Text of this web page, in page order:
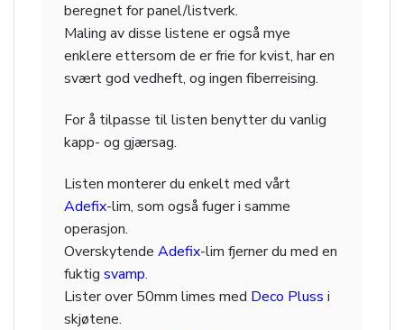
beregnet for panel/listverk.
Maling av disse listene er også mye
enklere ettersom de er frie for kvist, har en
svært god vedheft, og ingen fiberreising.
For å tilpasse til listen benytter du vanlig
kapp- og gjærsag.
Listen monterer du enkelt med vårt
Adefix-lim, som også fuger i samme
operasjon.
Overskytende Adefix-lim fjerner du med en
fuktig svamp.
Lister over 50mm limes med Deco Pluss i
skjøtene.